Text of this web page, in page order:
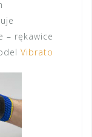
– rękawice
Vibrato